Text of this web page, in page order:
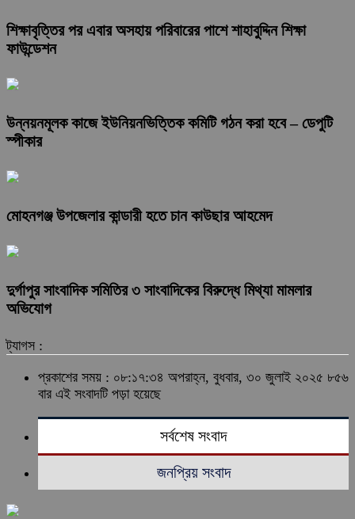
শিক্ষাবৃত্তির পর এবার অসহায় পরিবারের পাশে শাহাবুদ্দিন শিক্ষা
ফাউন্ডেশন
উন্নয়নমূলক কাজে ইউনিয়নভিত্তিক কমিটি গঠন করা হবে – ডেপুটি
স্পীকার
মোহনগঞ্জ উপজেলার কান্ডারী হতে চান কাউছার আহমেদ
দুর্গাপুর সাংবাদিক সমিতির ৩ সাংবাদিকের বিরুদ্ধে মিথ্যা মামলার
অভিযোগ
ট্যাগস :
প্রকাশের সময় : ০৮:১৭:৩৪ অপরাহ্ন, বুধবার, ৩০ জুলাই ২০২৫ ৮৫৬
বার এই সংবাদটি পড়া হয়েছে
সর্বশেষ সংবাদ
জনপ্রিয় সংবাদ